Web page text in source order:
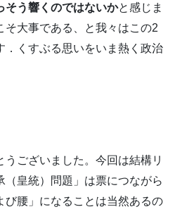
そう響くのではないかと感じま
そ大事である、と我々はこの2
．くすぶる思いをいま熱く政治
ございました。今回は結構リ
（皇統）問題」は票につながら
び腰」になることは当然あるの